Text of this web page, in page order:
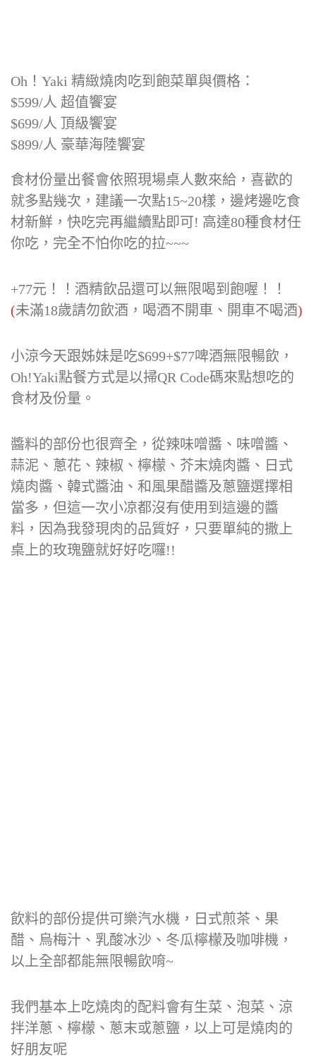
Oh！Yaki 精緻燒肉吃到飽菜單與價格：
$599/人 超值饗宴
$699/人 頂級饗宴
$899/人 豪華海陸饗宴
食材份量出餐會依照現場桌人數來給，喜歡的
就多點幾次，建議一次點15~20樣，邊烤邊吃食
材新鮮，快吃完再繼續點即可! 高達80種食材任
你吃，完全不怕你吃的拉~~~
+77元！！酒精飲品還可以無限喝到飽喔！！
(未滿18歲請勿飲酒，喝酒不開車、開車不喝酒)
小涼今天跟姊妹是吃$699+$77啤酒無限暢飲，
Oh!Yaki點餐方式是以掃QR Code碼來點想吃的
食材及份量。
醬料的部份也很齊全，從辣味噌醬、味噌醬、
蒜泥、蔥花、辣椒、檸檬、芥末燒肉醬、日式
燒肉醬、韓式醬油、和風果醋醬及蔥鹽選擇相
當多，但這一次小凉都沒有使用到這邊的醬
料，因為我發現肉的品質好，只要單純的撒上
桌上的玫瑰鹽就好好吃囉!!
飲料的部份提供可樂汽水機，日式煎茶、果
醋、烏梅汁、乳酸冰沙、冬瓜檸檬及咖啡機，
以上全部都能無限暢飲唷~
我們基本上吃燒肉的配料會有生菜、泡菜、涼
拌洋蔥、檸檬、蔥末或蔥鹽，以上可是燒肉的
好朋友呢